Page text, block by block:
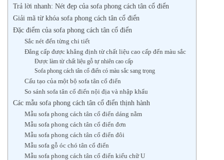
Trả lời nhanh: Nét đẹp của sofa phong cách tân cổ điển
Giải mã từ khóa sofa phong cách tân cổ điển
Đặc điểm của sofa phong cách tân cổ điển
Sắc nét đến từng chi tiết
Đẳng cấp được khẳng định từ chất liệu cao cấp đến màu sắc
Được làm từ chất liệu gỗ tự nhiên cao cấp
Sofa phong cách tân cổ điển có màu sắc sang trọng
Cấu tạo của một bộ sofa tân cổ điển
So sánh sofa tân cổ điển nội địa và nhập khẩu
Các mẫu sofa phong cách tân cổ điển thịnh hành
Mẫu sofa phong cách tân cổ điển dáng nằm
Mẫu sofa phong cách tân cổ điển đơn
Mẫu sofa phong cách tân cổ điển đôi
Mẫu sofa gỗ óc chó tân cổ điển
Mẫu sofa phong cách tân cổ điển kiểu chữ U